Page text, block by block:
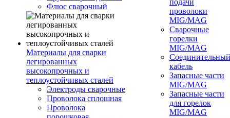
Флюс сварочный
Материалы для сварки
легированных
высокопрочных и
теплоустойчивых сталей
Электроды сварочные
Проволока сплошная
Проволока
подачи
проволоки
MIG/MAG
Сварочные
горелки
MIG/MAG
Соединительный
кабель
Запасные части
MIG/MAG
Запасные части
для горелок
MIG/MAG